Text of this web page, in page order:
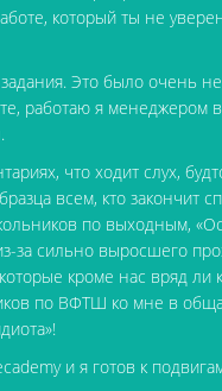
который ты не
Это было очень
работаю я менеджером
что ходит слух,
всем, кто
по выходным,
за сильно выросшего
кроме нас вряд ли
по ВФТШ ко мне в
и я готов к